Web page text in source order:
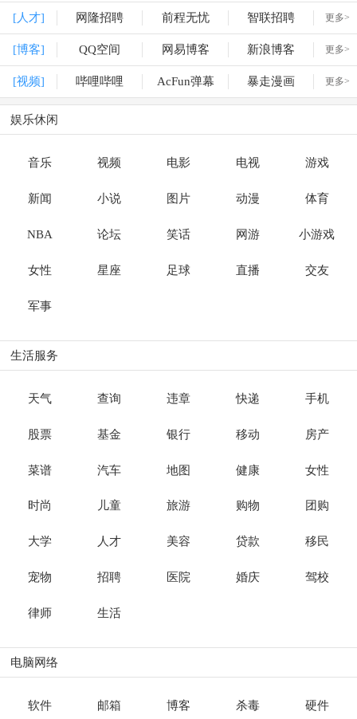
[人才] 网隆招聘 前程无忧 智联招聘 更多>
[博客] QQ空间 网易博客 新浪博客 更多>
[视频] 哔哩哔哩 AcFun弹幕 暴走漫画 更多>
娱乐休闲
音乐 视频 电影 电视 游戏
新闻 小说 图片 动漫 体育
NBA 论坛 笑话 网游 小游戏
女性 星座 足球 直播 交友
军事
生活服务
天气 查询 违章 快递 手机
股票 基金 银行 移动 房产
菜谱 汽车 地图 健康 女性
时尚 儿童 旅游 购物 团购
大学 人才 美容 贷款 移民
宠物 招聘 医院 婚庆 驾校
律师 生活
电脑网络
软件 邮箱 博客 杀毒 硬件